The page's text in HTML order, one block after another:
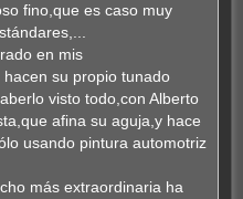
fino,que es caso muy
en mis
su propio tunado
visto todo,con Alberto
afina su aguja,y hace
usando pintura automotriz
más extraordinaria ha